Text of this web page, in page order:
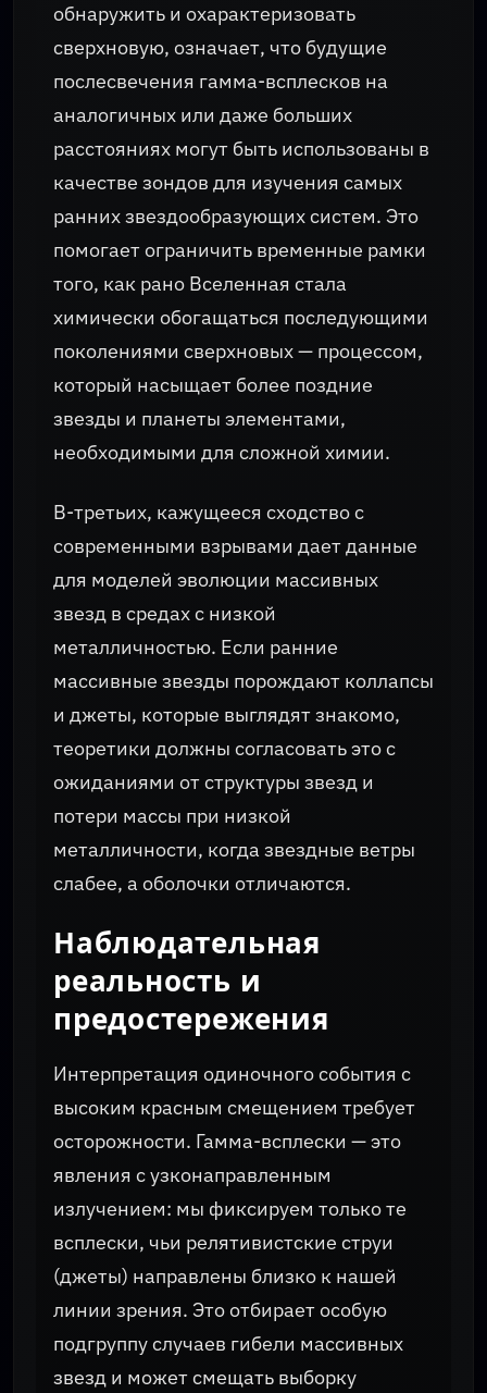
обнаружить и охарактеризовать
сверхновую, означает, что будущие
послесвечения гамма-всплесков на
аналогичных или даже больших
расстояниях могут быть использованы в
качестве зондов для изучения самых
ранних звездообразующих систем. Это
помогает ограничить временные рамки
того, как рано Вселенная стала
химически обогащаться последующими
поколениями сверхновых — процессом,
который насыщает более поздние
звезды и планеты элементами,
необходимыми для сложной химии.
В-третьих, кажущееся сходство с
современными взрывами дает данные
для моделей эволюции массивных
звезд в средах с низкой
металличностью. Если ранние
массивные звезды порождают коллапсы
и джеты, которые выглядят знакомо,
теоретики должны согласовать это с
ожиданиями от структуры звезд и
потери массы при низкой
металличности, когда звездные ветры
слабее, а оболочки отличаются.
Наблюдательная
реальность и
предостережения
Интерпретация одиночного события с
высоким красным смещением требует
осторожности. Гамма-всплески — это
явления с узконаправленным
излучением: мы фиксируем только те
всплески, чьи релятивистские струи
(джеты) направлены близко к нашей
линии зрения. Это отбирает особую
подгруппу случаев гибели массивных
звезд и может смещать выборку